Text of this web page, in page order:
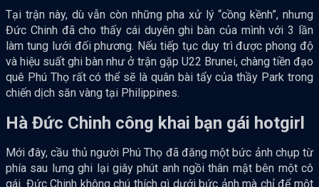
Tại trận này, dù vẫn còn những pha xử lý “cồng kềnh”, nhưng
Đức Chinh đã cho thấy cái duyên ghi bàn của mình với 3 lần
làm tung lưới đối phương. Nếu tiếp tục duy trì được phong độ
và hiệu suất ghi bàn như ở trận gặp U22 Brunei, chàng tiền đạo
quê Phú Thọ rất có thể sẽ là quân bài tẩy của thầy Park trong
chiến dịch săn vàng tại Philippines.
Hà Đức Chinh công khai bạn gái hotgirl
Mới đây, cầu thủ người Phú Thọ đã đăng một bức ảnh chụp từ
phía sau lưng ghi lại giây phút anh ngồi thân mật bên một cô
gái. Đức Chinh không chú thích gì dưới bức ảnh mà chỉ để một